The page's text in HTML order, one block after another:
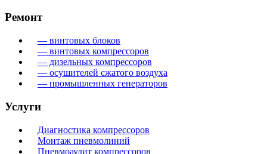
Ремонт
— винтовых блоков
— винтовых компрессоров
— дизельных компрессоров
— осушителей сжатого воздуха
— промышленных генераторов
Услуги
Диагностика компрессоров
Монтаж пневмолиний
Пневмоаудит компрессоров